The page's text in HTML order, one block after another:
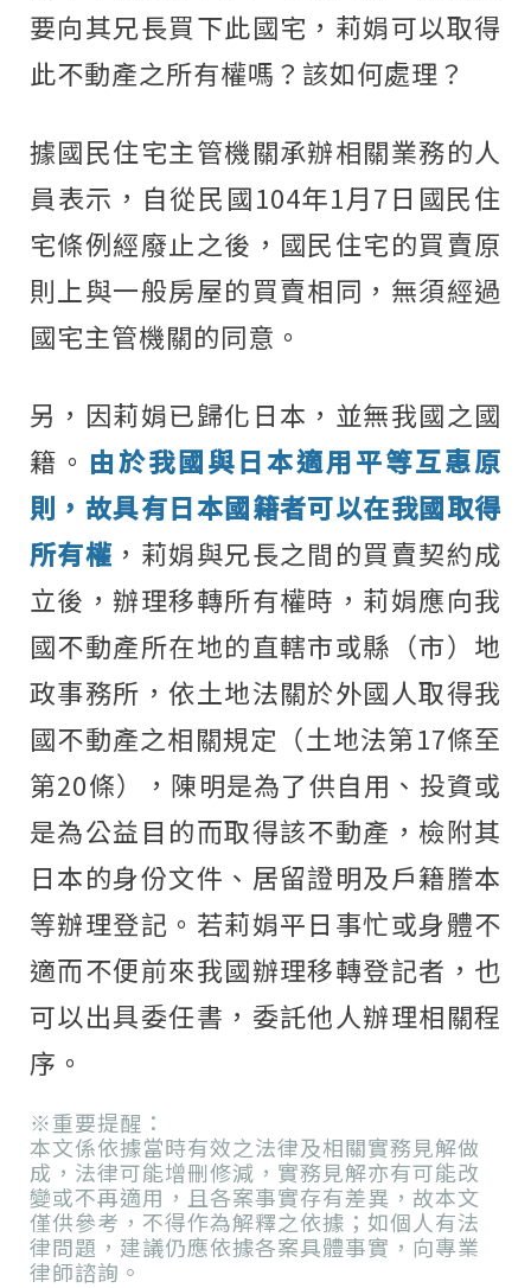
要向其兄長買下此國宅，莉娟可以取得
此不動產之所有權嗎？該如何處理？
據國民住宅主管機關承辦相關業務的人
員表示，自從民國104年1月7日國民住
宅條例經廢止之後，國民住宅的買賣原
則上與一般房屋的買賣相同，無須經過
國宅主管機關的同意。
另，因莉娟已歸化日本，並無我國之國
籍。 由於我國與日本適用平等互惠原
則，故具有日本國籍者可以在我國取得
所有權 ，莉娟與兄長之間的買賣契約成
立後，辦理移轉所有權時，莉娟應向我
國不動產所在地的直轄市或縣（市）地
政事務所，依土地法關於外國人取得我
國不動產之相關規定（土地法第17條至
第20條），陳明是為了供自用、投資或
是為公益目的而取得該不動產，檢附其
日本的身份文件、居留證明及戶籍謄本
等辦理登記。若莉娟平日事忙或身體不
適而不便前來我國辦理移轉登記者，也
可以出具委任書，委託他人辦理相關程
序。
※重要提醒：
本文係依據當時有效之法律及相關實務見解做
成，法律可能增刪修減，實務見解亦有可能改
變或不再適用，且各案事實存有差異，故本文
僅供參考，不得作為解釋之依據；如個人有法
律問題，建議仍應依據各案具體事實，向專業
律師諮詢。